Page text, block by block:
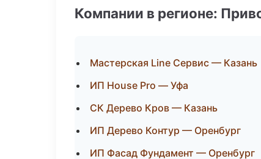
Компании в регионе:
Мастерская Line Сервис — Казань
ИП House Pro — Уфа
СК Дерево Кров — Казань
ИП Дерево Контур — Оренбург
ИП Фасад Фундамент — Оренбург